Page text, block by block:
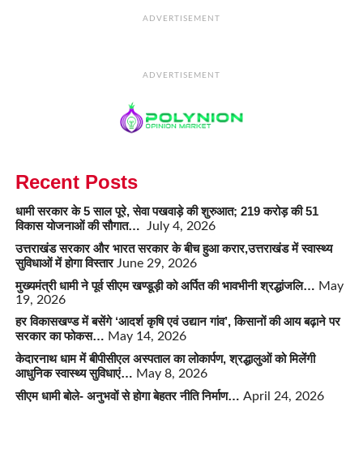
ADVERTISEMENT
ADVERTISEMENT
Recent Posts
धामी सरकार के 5 साल पूरे, सेवा पखवाड़े की शुरुआत; 219 करोड़ की 51
विकास योजनाओं की सौगात…
July 4, 2026
उत्तराखंड सरकार और भारत सरकार के बीच हुआ करार,उत्तराखंड में स्वास्थ्य
सुविधाओं में होगा विस्तार June 29, 2026
मुख्यमंत्री धामी ने पूर्व सीएम खण्डूड़ी को अर्पित की भावभीनी श्रद्धांजलि… May
19, 2026
हर विकासखण्ड में बसेंगे ‘आदर्श कृषि एवं उद्यान गांव’, किसानों की आय बढ़ाने पर
सरकार का फोकस… May 14, 2026
केदारनाथ धाम में बीपीसीएल अस्पताल का लोकार्पण, श्रद्धालुओं को मिलेंगी
आधुनिक स्वास्थ्य सुविधाएं… May 8, 2026
सीएम धामी बोले- अनुभवों से होगा बेहतर नीति निर्माण… April 24, 2026